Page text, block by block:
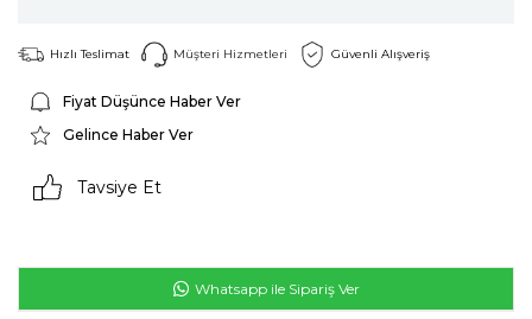
Hızlı Teslimat Müşteri Hizmetleri Güvenli Alışveriş
Fiyat Düşünce Haber Ver
Gelince Haber Ver
Tavsiye Et
Whatsapp ile Sipariş Ver